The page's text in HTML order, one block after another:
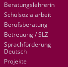
Beratungslehrerin
Schulsozialarbeit
Berufsberatung
Betreuung / SLZ
Sprachförderung
Deutsch
Projekte